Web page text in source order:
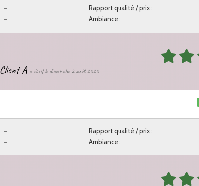
- Rapport qualité / prix :
- Ambiance :
Client A a écrit le dimanche 2 août 2020
- Rapport qualité / prix :
- Ambiance :